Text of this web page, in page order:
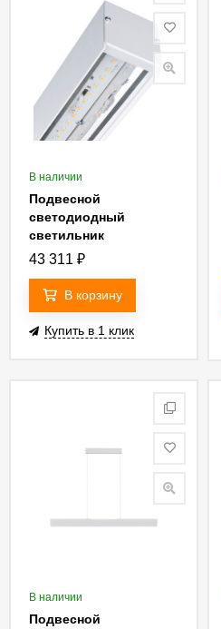
В наличии
Подвесной
светодиодный
светильник
Nowodvorski Hall Led
43 311 ₽
В корзину
Купить в 1 клик
В наличии
Подвесной